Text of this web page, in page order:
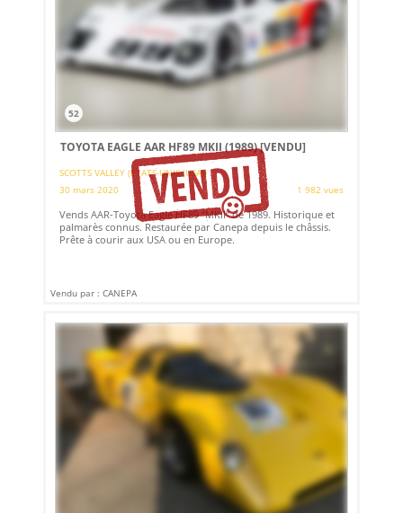
52
TOYOTA EAGLE AAR HF89 MKII (1989)[VENDU]
SCOTTS VALLEY (ETATS-UNIS (USA))
30 mars 2020
1 982 vues
Vends AAR-Toyota Eagle HF89 “MKII” de 1989. Historique et
palmarès connus. Restaurée par Canepa depuis le châssis.
Prête à courir aux USA ou en Europe.
Vendu par : CANEPA